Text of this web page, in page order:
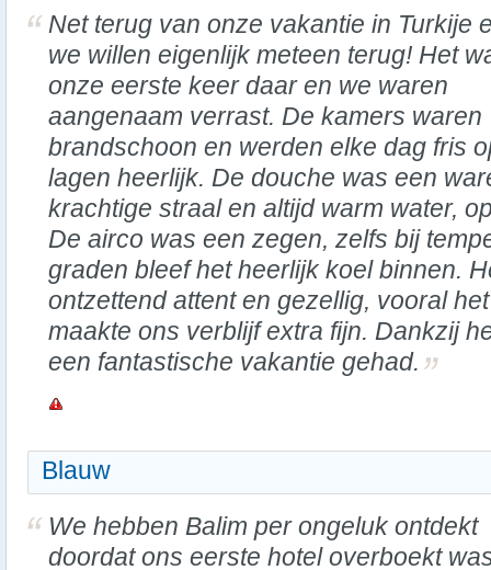
Net terug van onze vakantie in Turkije
we willen eigenlijk meteen terug! Het
onze eerste keer daar en we waren
aangenaam verrast. De kamers waren
brandschoon en werden elke dag fris
lagen heerlijk. De douche was een
krachtige straal en altijd warm water,
De airco was een zegen, zelfs bij
graden bleef het heerlijk koel binnen.
ontzettend attent en gezellig, vooral
maakte ons verblijf extra fijn. Dankzij
een fantastische vakantie gehad.
Blauw
We hebben Balim per ongeluk ontdekt
doordat ons eerste hotel overboekt